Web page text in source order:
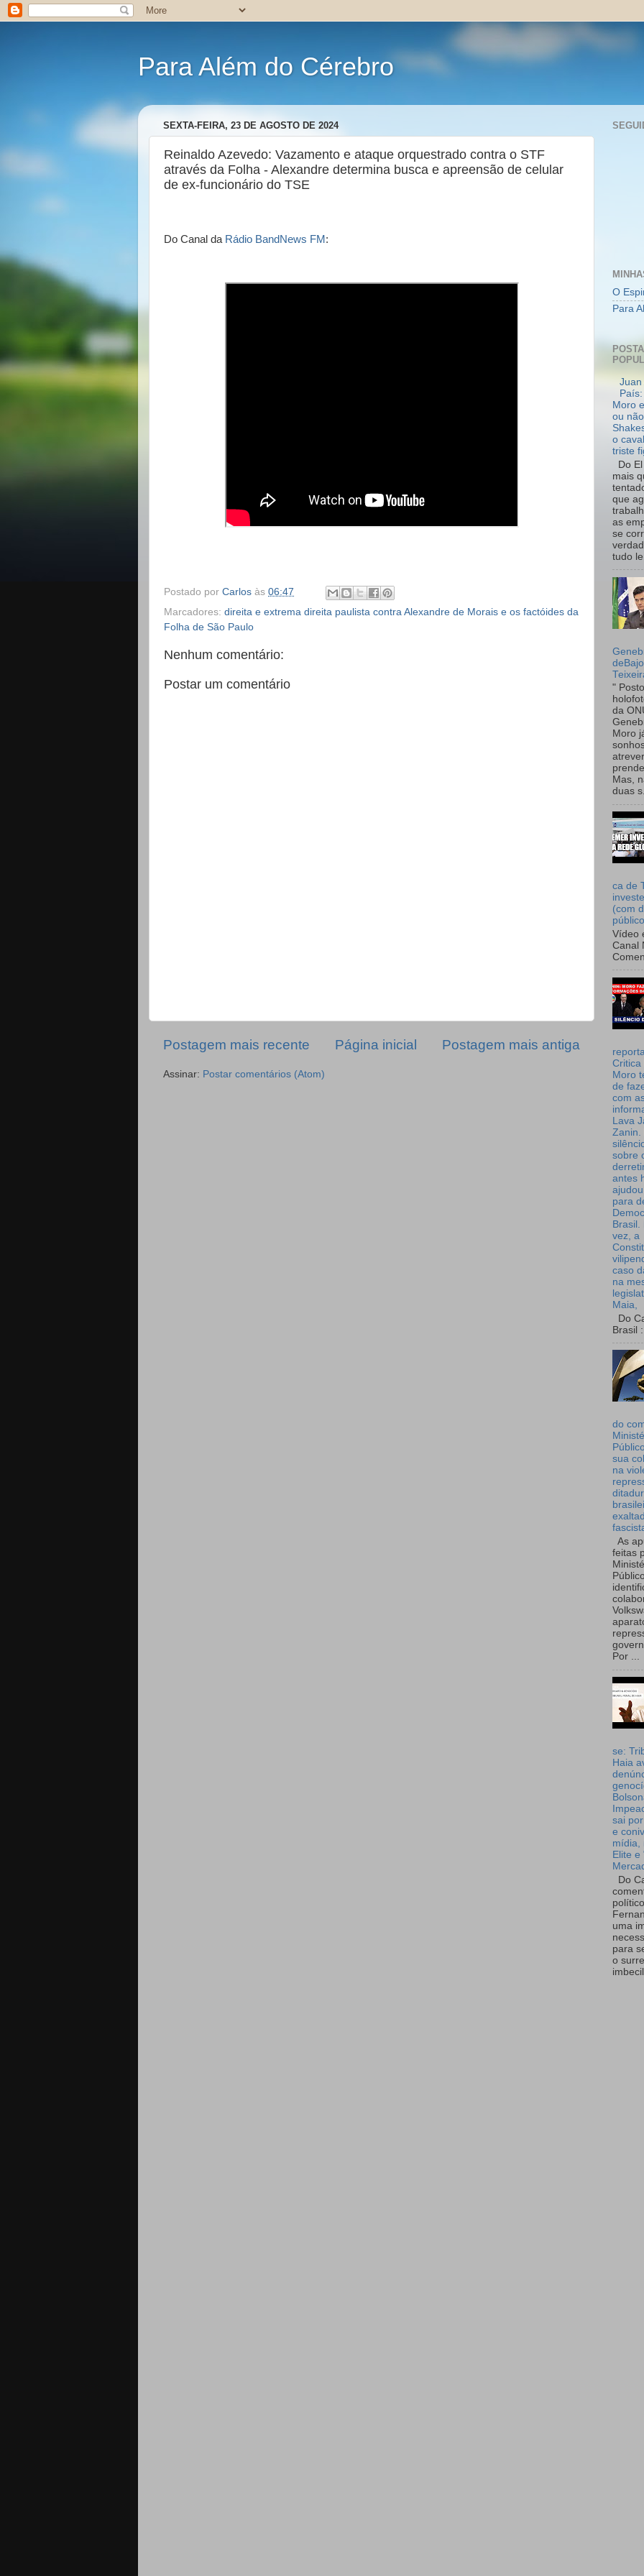
Para Além do Cérebro
SEXTA-FEIRA, 23 DE AGOSTO DE 2024
Reinaldo Azevedo: Vazamento e ataque orquestrado contra o STF
através da Folha - Alexandre determina busca e apreensão de celular
de ex-funcionário do TSE
Do Canal da Rádio BandNews FM :
Postado por Carlos às 06:47
Marcadores: direita e extrema direita paulista contra Alexandre de Morais e os factóides da
Folha de São Paulo
Nenhum comentário:
Postar um comentário
Postagem mais recente Postagem mais antiga
Página inicial
Assinar: Postar comentários (Atom)
O
Para
Juan
Moro
ou
o
triste
Do
mais
que
as
se
tudo
"
da
Moro
Mas,
duas
ca de
(com
Vídeo
Canal
Critica
Moro
de
com
Lava
Zanin.
sobre
antes
para
Brasil.
vez, a
caso
na
Maia,
Do
Brasil :
do
sua
na
As
feitas
Por ...
se:
Haia
sai
e
mídia,
Elite e
Do
uma
para
o